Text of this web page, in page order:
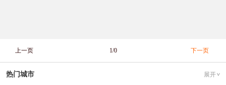
上一页 1/0 下一页
热门城市 展开